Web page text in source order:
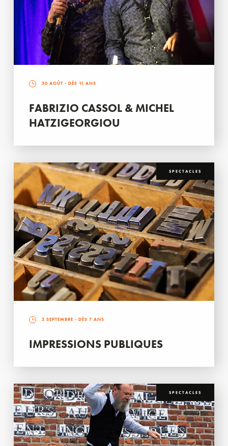
30 AOÛT - DÈS 11 ANS
FABRIZIO CASSOL & MICHEL
HATZIGEORGIOU
SPECTACLES
2 SEPTEMBRE - DÈS 7 ANS
IMPRESSIONS PUBLIQUES
SPECTACLES